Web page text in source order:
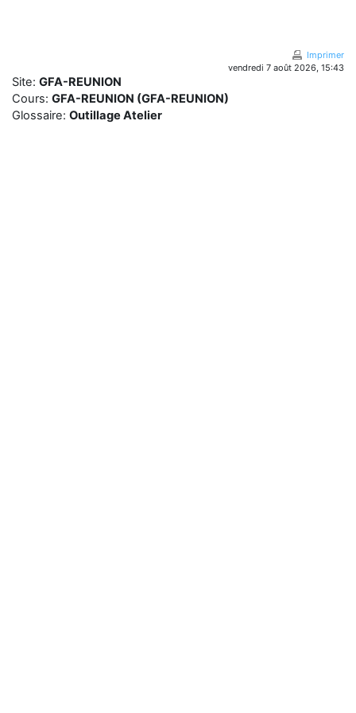
Imprimer
vendredi 7 août 2026, 15:43
Site: GFA-REUNION
Cours: GFA-REUNION (GFA-REUNION)
Glossaire: Outillage Atelier